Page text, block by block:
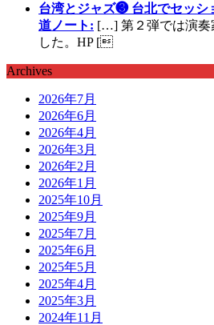
台湾とジャズ❸ 台北でセッシ
道ノート: […] 第２弾では演奏
した。HP [
Archives
2026年7月
2026年6月
2026年4月
2026年3月
2026年2月
2026年1月
2025年10月
2025年9月
2025年7月
2025年6月
2025年5月
2025年4月
2025年3月
2024年11月